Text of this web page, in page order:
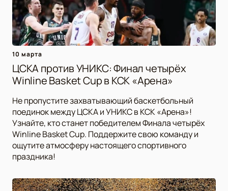
10 марта
ЦСКА против УНИКС: Финал четырёх
Winline Basket Cup в КСК «Арена»
Не пропустите захватывающий баскетбольный
поединок между ЦСКА и УНИКС в КСК «Арена»!
Узнайте, кто станет победителем Финала четырёх
Winline Basket Cup. Поддержите свою команду и
ощутите атмосферу настоящего спортивного
праздника!